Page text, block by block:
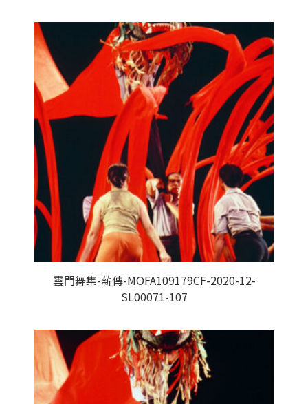
雲門舞集-薪傳-MOFA109179CF-2020-12-
SL00071-107